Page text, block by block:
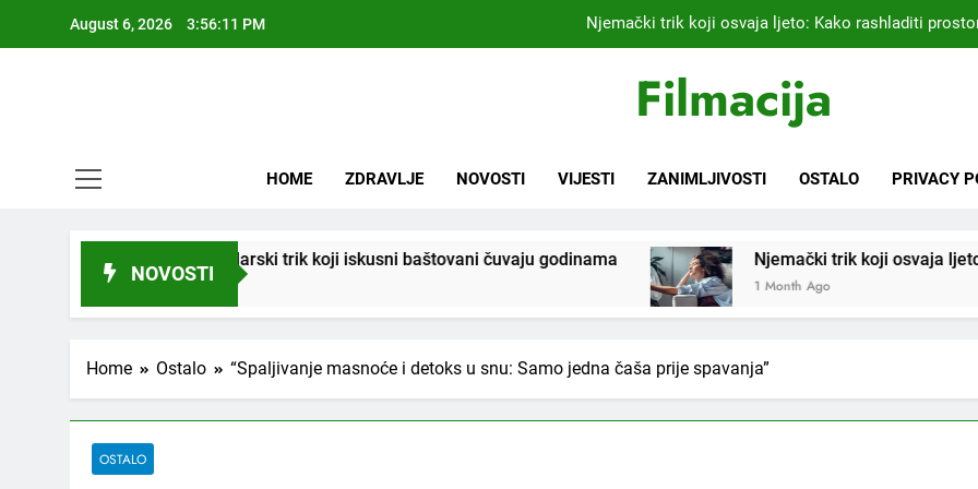
August 6, 2026 3:56:12 PM
Kardiolog koji već 20 godina liječi pacijente nakon
Samo 1 kašičica u litru vode i čak će se i “suhi štap” ukorijeniti!
Nikada se ne bi sjetili: Sve fleke sa odjeće
Filmacija
HOME ZDRAVLJE NOVOSTI VIJESTI ZANIMLJIVOSTI OSTALO PRIVACY
NOVOSTI
vrtlarski trik koji iskusni baštovani čuvaju godinama Njemački trik koji osvaja ljeto: Kako rashladiti
1 Month Ago
Home Ostalo “Spaljivanje masnoće i detoks u snu: Samo jedna čaša prije spavanja”
OSTALO